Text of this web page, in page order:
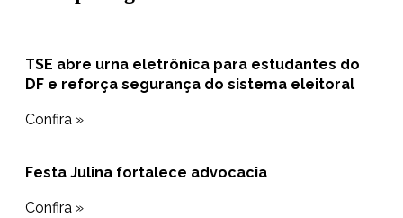
TSE abre urna eletrônica para estudantes do
DF e reforça segurança do sistema eleitoral
Confira »
Festa Julina fortalece advocacia
Confira »